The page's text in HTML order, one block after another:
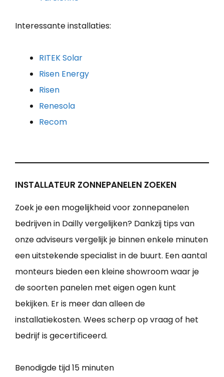
Interessante installaties:
RITEK Solar
Risen Energy
Risen
Renesola
Recom
INSTALLATEUR ZONNEPANELEN ZOEKEN
Zoek je een mogelijkheid voor zonnepanelen
bedrijven in Dailly vergelijken? Dankzij tips van
onze adviseurs vergelijk je binnen enkele minuten
een uitstekende specialist in de buurt. Een aantal
monteurs bieden een kleine showroom waar je
de soorten panelen met eigen ogen kunt
bekijken. Er is meer dan alleen de
installatiekosten. Wees scherp op vraag of het
bedrijf is gecertificeerd.
Benodigde tijd15 minuten